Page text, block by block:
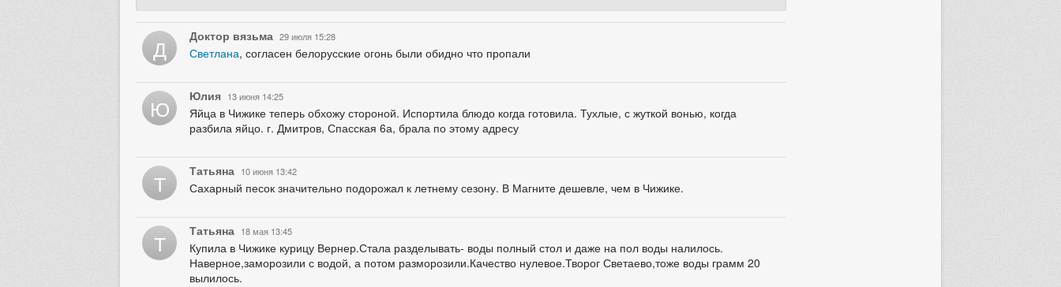
Д Доктор вязьма 29 июля 15:28
Светлана, согласен белорусские огонь были обидно что пропали
Ю Юлия 13 июня 14:25
Яйца в Чижике теперь обхожу стороной. Испортила блюдо когда готовила. Тухлые, с жуткой вонью, когда
разбила яйцо. г. Дмитров, Спасская 6а, брала по этому адресу
Т Татьяна 10 июня 13:42
Сахарный песок значительно подорожал к летнему сезону. В Магните дешевле, чем в Чижике.
Т Татьяна 18 мая 13:45
Купила в Чижике курицу Вернер.Стала разделывать- воды полный стол и даже на пол воды налилось.
Наверное,заморозили с водой, а потом разморозили.Качество нулевое.Творог Светаево,тоже воды грамм 20
вылилось.